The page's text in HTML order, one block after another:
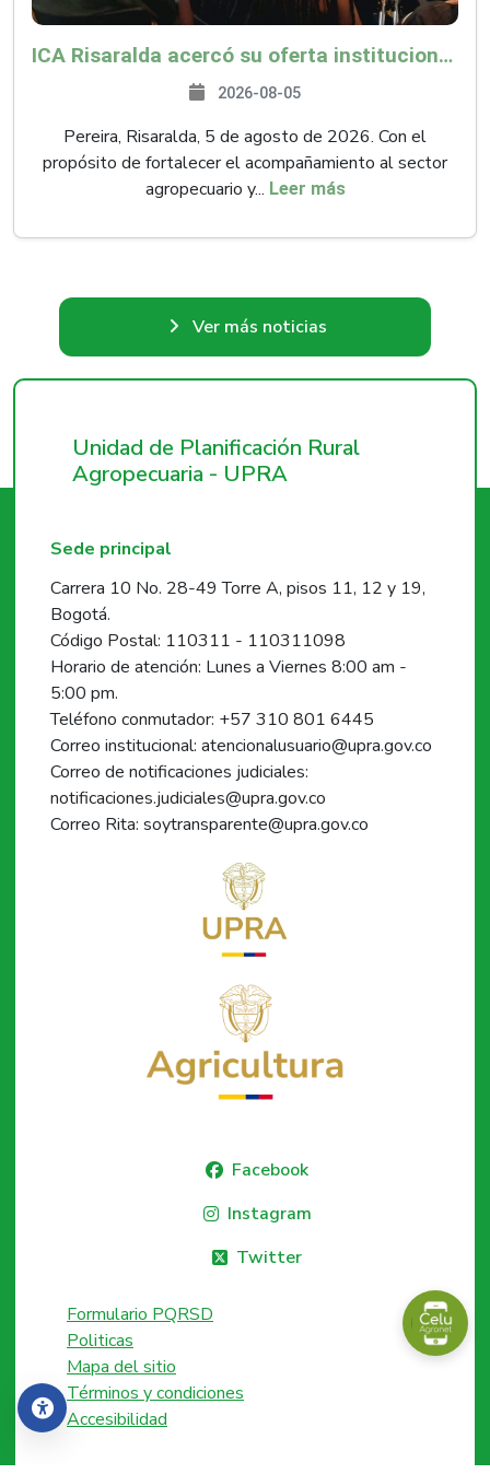
Accesibilidad
ICA Risaralda acercó su oferta institucional a productores y emprendedores en Expocamello
2026-08-05
Pereira, Risaralda, 5 de agosto de 2026. Con el
propósito de fortalecer el acompañamiento al sector
agropecuario y... Leer más
Ver más noticias
Unidad de Planificación Rural
Agropecuaria - UPRA
Sede principal
Carrera 10 No. 28-49 Torre A, pisos 11, 12 y 19,
Bogotá.
Código Postal: 110311 - 110311098
Horario de atención: Lunes a Viernes 8:00 am -
5:00 pm.
Teléfono conmutador: +57 310 801 6445
Correo institucional: atencionalusuario@upra.gov.co
Correo de notificaciones judiciales:
notificaciones.judiciales@upra.gov.co
Correo Rita: soytransparente@upra.gov.co
Facebook
Instagram
Twitter
Formulario PQRSD
Politicas
Mapa del sitio
Términos y condiciones
Accesibilidad